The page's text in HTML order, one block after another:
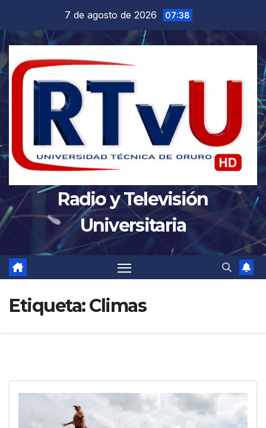
contenido
7 de agosto de 2026 07:38
Radio y Televisión
Universitaria
Etiqueta:Climas